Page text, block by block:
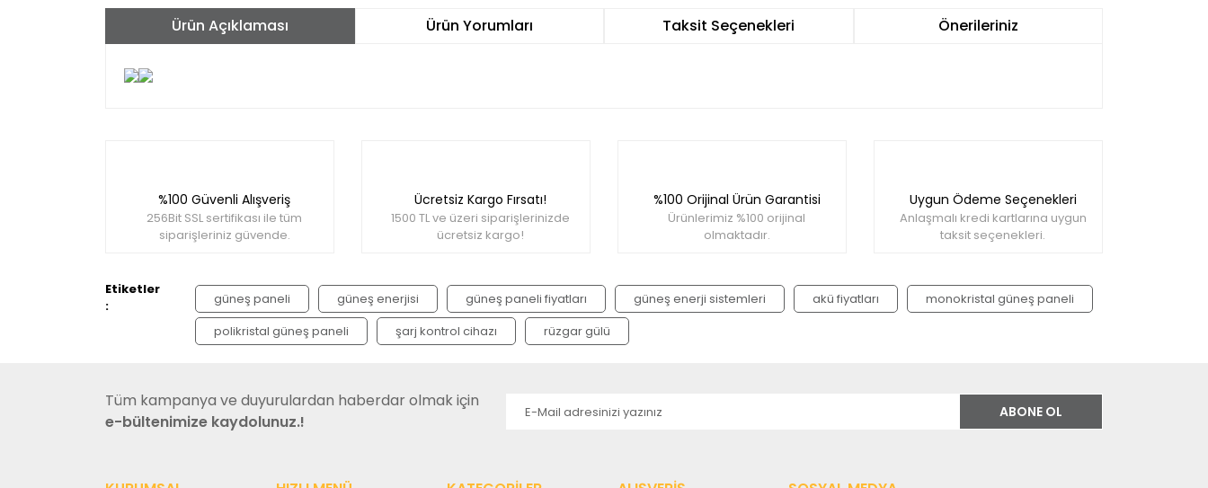
Ürün Açıklaması Ürün Yorumları Taksit Seçenekleri Önerileriniz
Ürün açıklamasında eksik bilgiler bulunuyor.
Ürün bilgilerinde hatalar bulunuyor.
Bu ürüne benzer farklı alternatifler olmalı.
%100 Güvenli Alışveriş
256Bit SSL sertifikası ile tüm
siparişleriniz güvende.
Ücretsiz Kargo Fırsatı!
1500 TL ve üzeri siparişlerinizde
ücretsiz kargo!
%100 Orijinal Ürün Garantisi
Ürünlerimiz %100 orijinal
olmaktadır.
Uygun Ödeme Seçenekleri
Anlaşmalı kredi kartlarına uygun
taksit seçenekleri.
Etiketler
:
güneş paneli güneş enerjisi güneş paneli fiyatları güneş enerji sistemleri akü fiyatları
monokristal güneş paneli
polikristal güneş paneli
şarj kontrol cihazı rüzgar gülü
Tüm kampanya ve duyurulardan haberdar olmak için
e-bültenimize kaydolunuz.!
ABONE OL